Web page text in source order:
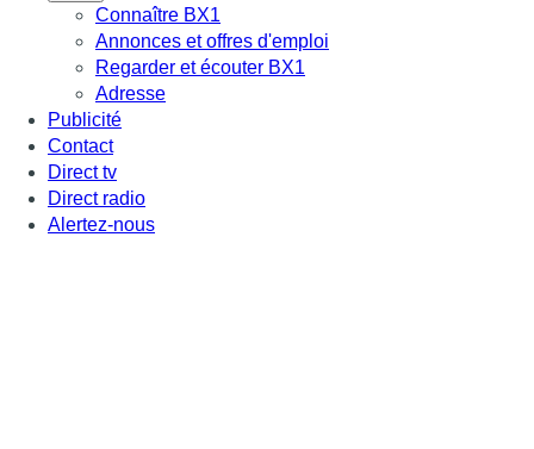
Connaître BX1
Annonces et offres d'emploi
Regarder et écouter BX1
Adresse
Publicité
Contact
Direct tv
Direct radio
Alertez-nous